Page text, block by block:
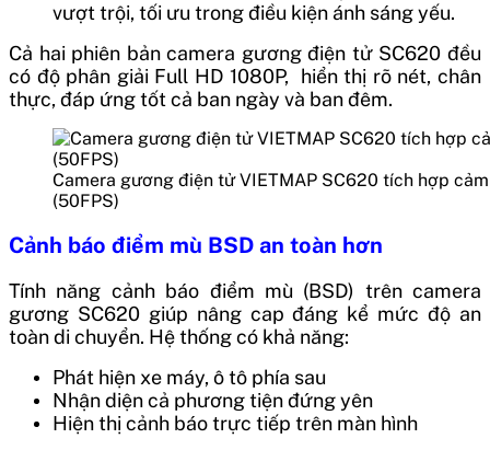
vượt trội, tối ưu trong điều kiện ánh sáng yếu.
Cả hai phiên bản camera gương điện tử SC620 đều
có độ phân giải Full HD 1080P, hiển thị rõ nét, chân
thực, đáp ứng tốt cả ban ngày và ban đêm.
Camera gương điện tử VIETMAP SC620 tích hợp
(50FPS)
Cảnh báo điểm mù BSD an toàn hơn
Tính năng cảnh báo điểm mù (BSD) trên camera
gương SC620 giúp nâng cap đáng kể mức độ an
toàn di chuyển. Hệ thống có khả năng:
Phát hiện xe máy, ô tô phía sau
Nhận diện cả phương tiện đứng yên
Hiện thị cảnh báo trực tiếp trên màn hình